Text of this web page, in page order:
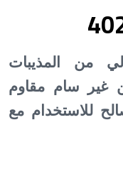
من المذيبات
غير سام مقاوم
للاستخدام مع